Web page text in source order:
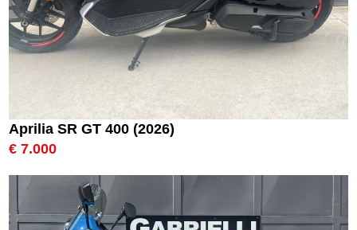
Aprilia SR GT 400 (2026)
€ 7.000